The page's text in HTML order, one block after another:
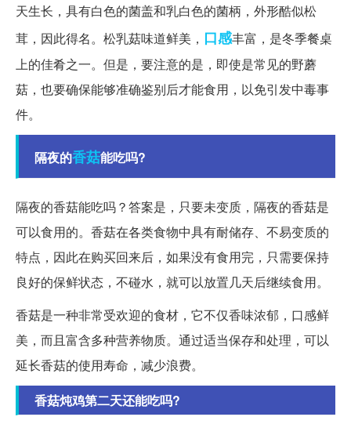
天生长，具有白色的菌盖和乳白色的菌柄，外形酷似松
茸，因此得名。松乳菇味道鲜美， 口感丰富，是冬季餐桌
上的佳肴之一。但是，要注意的是，即使是常见的野蘑
菇，也要确保能够准确鉴别后才能食用，以免引发中毒事
件。
隔夜的香菇能吃吗?
隔夜的香菇能吃吗？答案是，只要未变质，隔夜的香菇是
可以食用的。香菇在各类食物中具有耐储存、不易变质的
特点，因此在购买回来后，如果没有食用完，只需要保持
良好的保鲜状态，不碰水，就可以放置几天后继续食用。
香菇是一种非常受欢迎的食材，它不仅香味浓郁，口感鲜
美，而且富含多种营养物质。通过适当保存和处理，可以
延长香菇的使用寿命，减少浪费。
香菇炖鸡第二天还能吃吗?